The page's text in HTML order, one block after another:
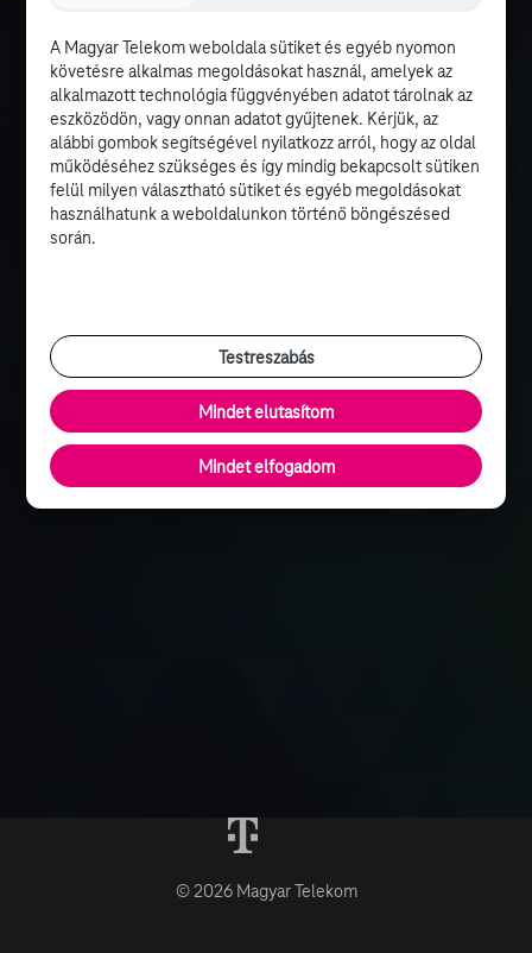
© 2026 Magyar Telekom
A Magyar Telekom weboldala sütiket és egyéb nyomon
követésre alkalmas megoldásokat használ, amelyek az
alkalmazott technológia függvényében adatot tárolnak az
eszközödön, vagy onnan adatot gyűjtenek. Kérjük, az
alábbi gombok segítségével nyilatkozz arról, hogy az oldal
működéséhez szükséges és így mindig bekapcsolt sütiken
felül milyen választható sütiket és egyéb megoldásokat
használhatunk a weboldalunkon történő böngészésed
során.
Testreszabás
Mindet elutasítom
Mindet elfogadom